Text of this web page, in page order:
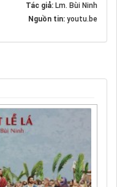
Tác giả: Lm. Bùi Ninh
Nguồn tin: youtu.be